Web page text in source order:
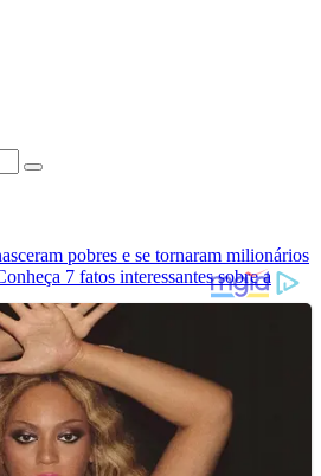
pobres e se tornaram milionários
7 fatos interessantes sobre a
usar biquíni estrela campanha
Celebridades Que Desafiam O
estranhas dos oceanos